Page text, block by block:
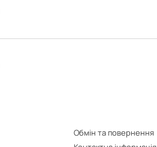
Обмін та повернення